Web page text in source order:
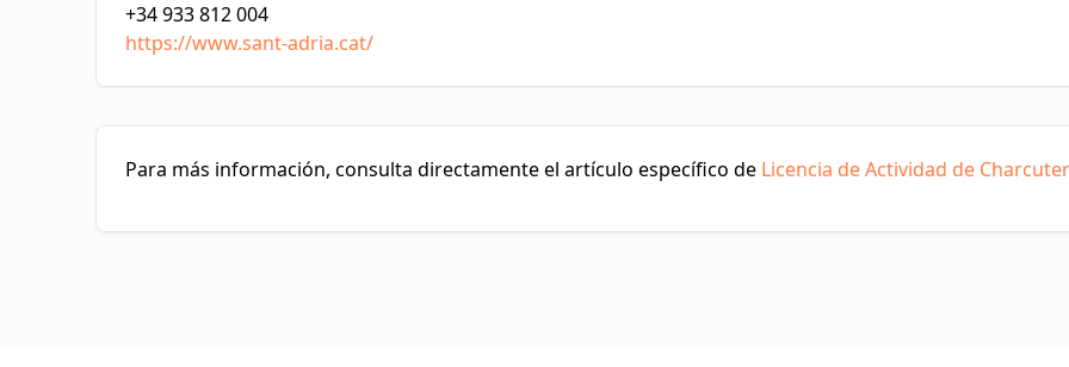
+34 933 812 004
https://www.sant-adria.cat/
Para más información, consulta directamente el artículo específico de Licencia de Actividad de